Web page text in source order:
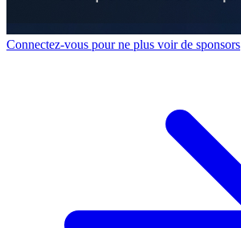
Connectez-vous pour ne plus voir de sponsors